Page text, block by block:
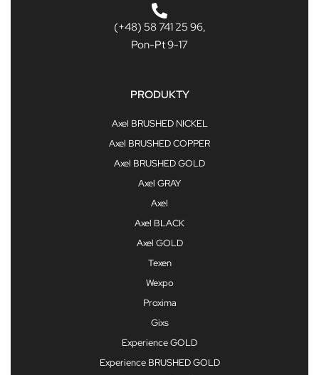
(+48) 58 741 25 96,
Pon-Pt 9-17
PRODUKTY
Axel BRUSHED NICKEL
Axel BRUSHED COPPER
Axel BRUSHED GOLD
Axel GRAY
Axel
Axel BLACK
Axel GOLD
Texen
Wexpo
Proxima
Gixs
Experience GOLD
Experience BRUSHED GOLD